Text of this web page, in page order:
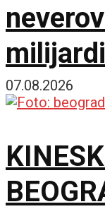
milijardi
07.08.2026